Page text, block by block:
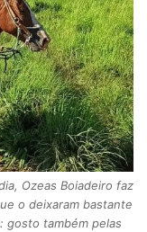
Ozeas Boiadeiro faz
o deixaram bastante
gosto também pelas